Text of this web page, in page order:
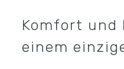
Maßanfertigung
Komfort
einem